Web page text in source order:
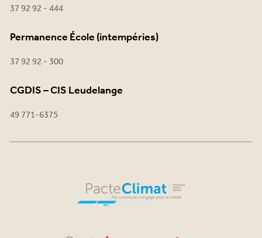
37 92 92 - 444
Permanence École (intempéries)
37 92 92 - 300
CGDIS – CIS Leudelange
49 771-6375